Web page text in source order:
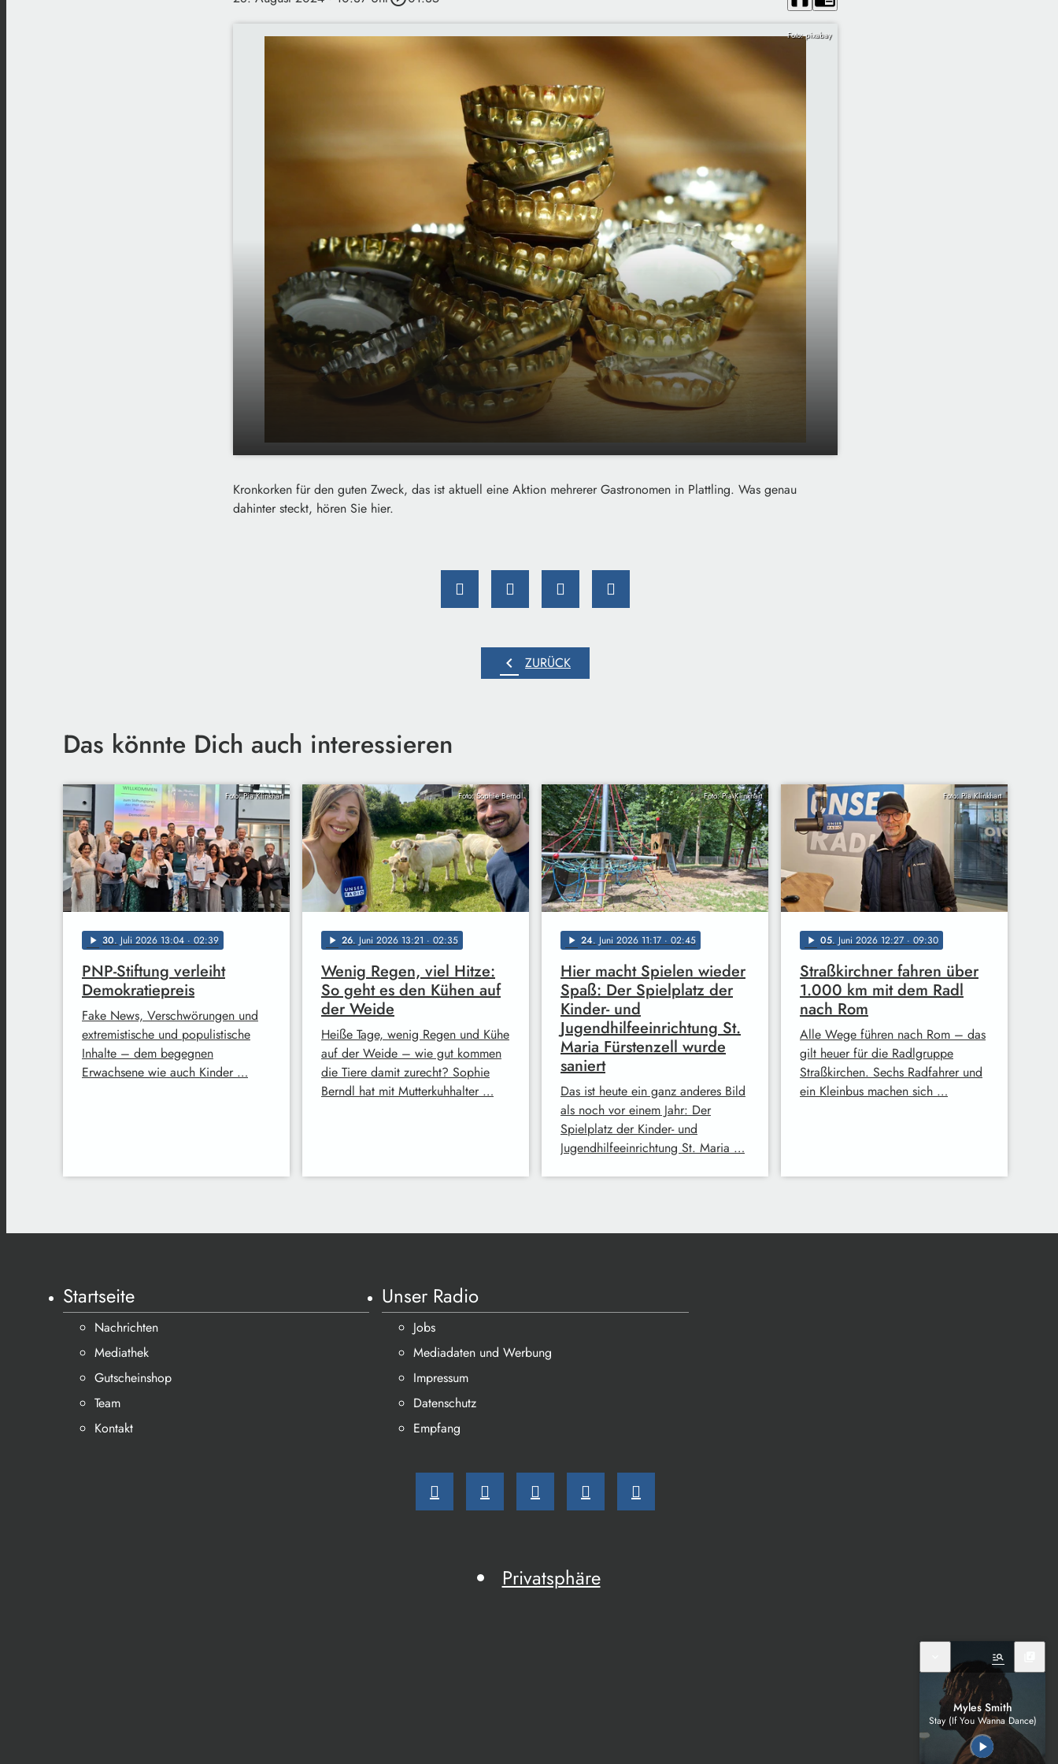
Foto: pixabay
play_arrow guten Zweck
00:00 01:35
Kronkorken für den guten Zweck, das ist aktuell eine Aktion mehrerer Gastronomen in Plattling. Was genau
dahinter steckt, hören Sie hier.
chevron_left ZURÜCK
Das könnte Dich auch interessieren
Foto: Pia Klinkhart
play_arrow 30. Juli 2026 13:04 · 02:39
PNP-Stiftung verleiht
Demokratiepreis
Fake News, Verschwörungen und
extremistische und populistische
Inhalte – dem begegnen
Erwachsene wie auch Kinder …
Foto: Sophie Berndl
play_arrow 26. Juni 2026 13:21 · 02:35
Wenig Regen, viel Hitze:
So geht es den Kühen auf
der Weide
Heiße Tage, wenig Regen und Kühe
auf der Weide – wie gut kommen
die Tiere damit zurecht? Sophie
Berndl hat mit Mutterkuhhalter …
Foto: Pia Klinkhart
play_arrow 24. Juni 2026 11:17 · 02:45
Hier macht Spielen wieder
Spaß: Der Spielplatz der
Kinder- und
Jugendhilfeeinrichtung St.
Maria Fürstenzell wurde
saniert
Das ist heute ein ganz anderes Bild
als noch vor einem Jahr: Der
Spielplatz der Kinder- und
Jugendhilfeeinrichtung St. Maria …
Foto: Pia Klinkhart
play_arrow 05. Juni 2026 12:27 · 09:30
Straßkirchner fahren über
1.000 km mit dem Radl
nach Rom
Alle Wege führen nach Rom – das
gilt heuer für die Radlgruppe
Straßkirchen. Sechs Radfahrer und
ein Kleinbus machen sich …
Startseite
Nachrichten
Mediathek
Gutscheinshop
Team
Kontakt
Unser Radio
Jobs
Mediadaten und Werbung
Impressum
Datenschutz
Empfang
Privatsphäre
manage_search
Myles Smith
Stay (If You Wanna Dance)
play_arrow